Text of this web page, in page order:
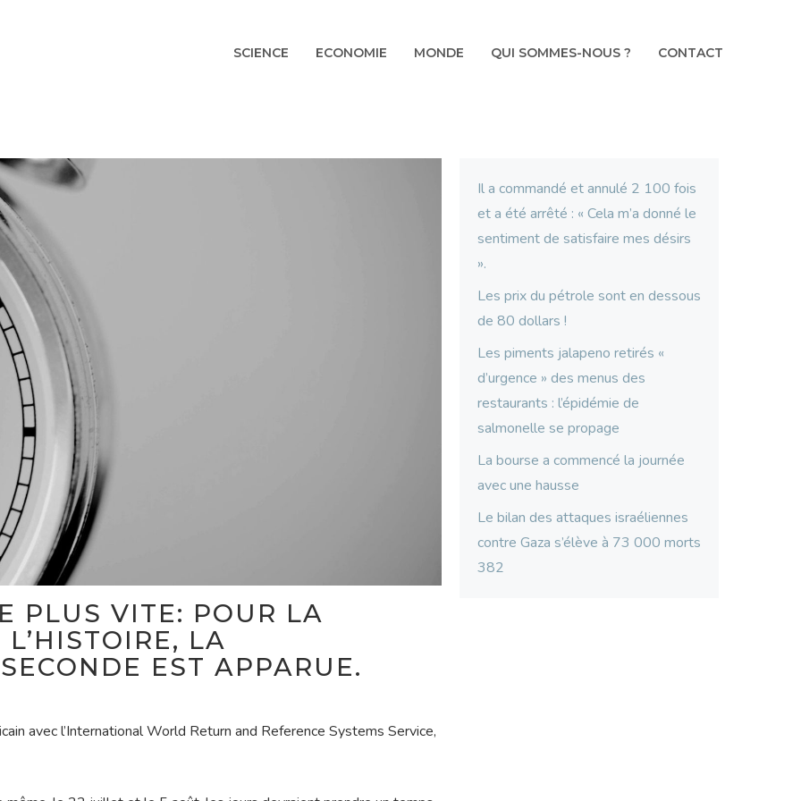
SCIENCE ECONOMIE MONDE QUI SOMMES-NOUS ? CONTACT
PLUS VITE: POUR LA
LA
EST APPARUE.
avec l’International World Return and Reference Systems Service,
Il a commandé et annulé 2 100 fois
et a été arrêté : « Cela m’a donné le
sentiment de satisfaire mes désirs
».
Les prix du pétrole sont en dessous
de 80 dollars !
Les piments jalapeno retirés «
d’urgence » des menus des
restaurants : l’épidémie de
salmonelle se propage
La bourse a commencé la journée
avec une hausse
Le bilan des attaques israéliennes
contre Gaza s’élève à 73 000 morts
382